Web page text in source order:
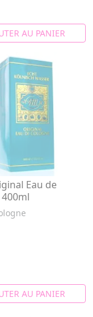
AU PANIER
Eau de
AU PANIER